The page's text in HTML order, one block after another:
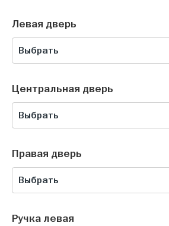
Левая дверь
Выбрать
Центральная дверь
Выбрать
Правая дверь
Выбрать
Ручка левая